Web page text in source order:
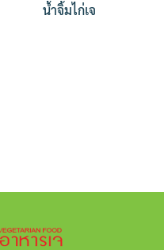
น้ำจิ้มไก่เจ